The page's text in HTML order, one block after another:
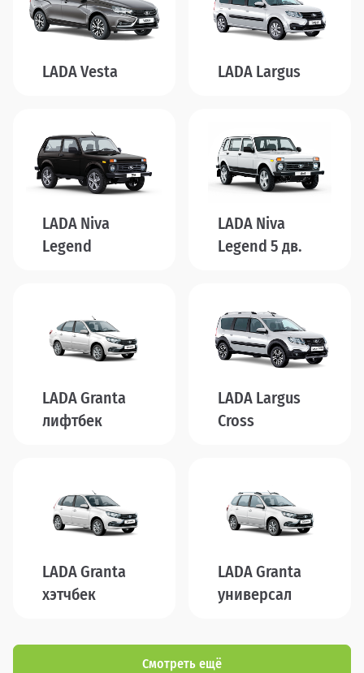
LADA Vesta LADA Largus
LADA Niva
Legend
LADA Niva
Legend 5 дв.
LADA Granta
лифтбек
LADA Largus
Cross
LADA Granta
хэтчбек
LADA Granta
универсал
Смотреть ещё